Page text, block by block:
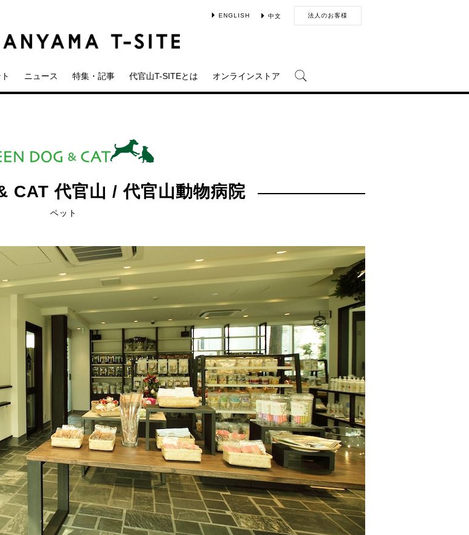
ENGLISH 中文 法人のお客様
ニュース 特集・記事 代官山T-SITEとは オンラインストア
CAT 代官山 / 代官山動物病院
ペット